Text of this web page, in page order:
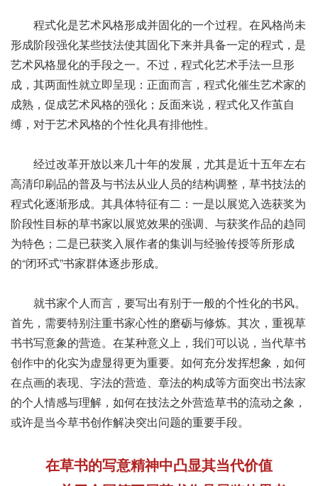
程式化是艺术风格形成并固化的一个过程。在风格尚未
形成阶段强化某些技法使其固化下来并具备一定的程式，是
艺术风格显化的手段之一。不过，程式化艺术手法一旦形
成，其两面性就立即呈现：正面而言，程式化催生艺术家的
成熟，促成艺术风格的强化；反面来说，程式化又作茧自
缚，对于艺术风格的个性化具有排他性。
经过改革开放以来几十年的发展，尤其是近十五年左右
高清印刷品的普及与书法从业人员的结构调整，草书技法的
程式化逐渐形成。其具体特征有二：一是以展览入选获奖为
阶段性目标的草书家以展览效果的强调、与获奖作品的趋同
为特色；二是已获奖入展作者的集训与经验传授等所形成
的“闭环式”书家群体逐步形成。
就书家个人而言，要写出有别于一般的个性化的书风。
首先，需要特别注重书家心性的磨砺与修炼。其次，重视草
书书写意象的营造。在某种意义上，我们可以说，当代草书
创作中的化实为虚显得更为重要。如何充分发挥想象，如何
在点画的表现、字法的营造、章法的构成等方面突出书法家
的个人情感与理解，如何在技法之外营造草书的流动之象，
或许是当今草书创作解决突出问题的重要手段。
在草书的写意精神中凸显其当代价值